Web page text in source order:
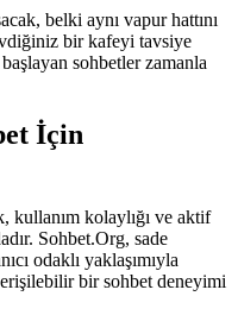
belki aynı vapur hattını
bir kafeyi tavsiye
sohbetler zamanla
İçin
kullanım kolaylığı ve aktif
Sohbet.Org, sade
odaklı yaklaşımıyla
bir sohbet deneyimi